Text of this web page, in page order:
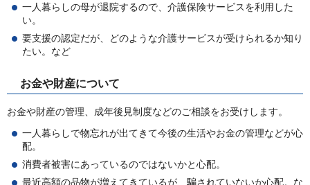
一人暮らしの母が退院するので、介護保険サービスを利用した
い。
要支援の認定だが、どのような介護サービスが受けられるか知り
たい。など
お金や財産について
お金や財産の管理、成年後見制度などのご相談をお受けします。
一人暮らしで物忘れが出てきて今後の生活やお金の管理などが心
配。
消費者被害にあっているのではないかと心配。
最近高額の品物が増えてきているが、騙されていないか心配。な